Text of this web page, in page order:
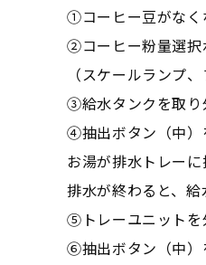
①コーヒー豆がなく
②コーヒー粉量選択
（スケールランプ
③給水タンクを取り
④抽出ボタン（中）
お湯が排水トレーに
排水が終わると、給
⑤トレーユニットを
⑥抽出ボタン（中）